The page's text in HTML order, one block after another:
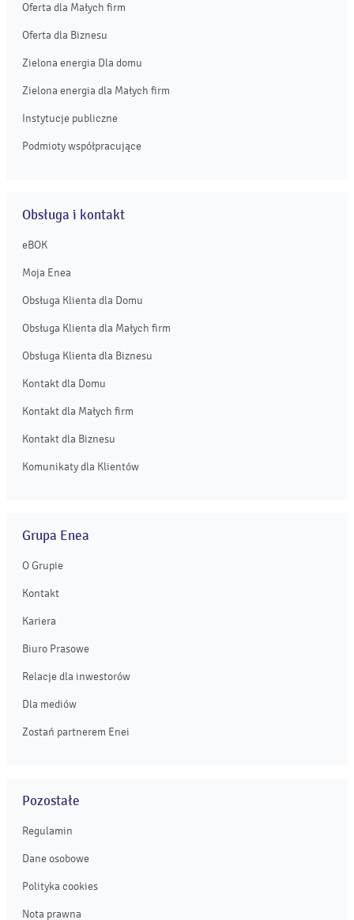
Oferta dla Małych firm
Oferta dla Biznesu
Zielona energia Dla domu
Zielona energia dla Małych firm
Instytucje publiczne
Podmioty współpracujące
Obsługa i kontakt
eBOK
Moja Enea
Obsługa Klienta dla Domu
Obsługa Klienta dla Małych firm
Obsługa Klienta dla Biznesu
Kontakt dla Domu
Kontakt dla Małych firm
Kontakt dla Biznesu
Komunikaty dla Klientów
Grupa Enea
O Grupie
Kontakt
Kariera
Biuro Prasowe
Relacje dla inwestorów
Dla mediów
Zostań partnerem Enei
Pozostałe
Regulamin
Dane osobowe
Polityka cookies
Nota prawna